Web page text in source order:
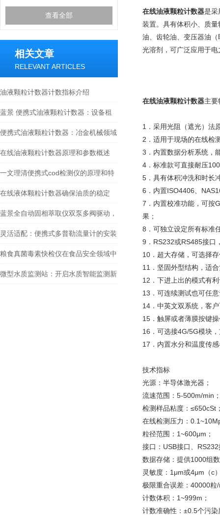
查看全部
相关文章
RELEVANT ARTICLES
油液颗粒计数器计数指标介绍
蓝景 便携式油液颗粒计数器：设备租
赁公司——降低资产损耗的“管理帮手”
便携式油液颗粒计数器：冶金机械领域
的品质监控专家
在线油液颗粒计数器原理和参数概述
一文理清便携式cod检测仪的原理和特
性
在线液体颗粒计数器确保油质的稳定
蓝景全自动固相萃取仪双泵多阀驱动，
大体积批量处理高效便捷
灵活适配：便携式多普勒流量计的安装
与供电优势
粮食真菌毒素快检仪在食品安全领域中
的作用
微型水质监测站：开启水质智能监测新
在线油液颗粒计数器是采
装置。具有体积小、质
油、齿轮油、变压器油
光溶剂，可广泛应用于
在线油液颗粒计数器主要
1．采用光阻（遮光）法
2．适用于现场的在线检
3．内置数据分析系统，
4．标准款可直接耐压
5．具有体积冲洗和时长
6．内置ISO4406、
7．内置校准功能，可按
果；
8．可独立设定所有标准
9．RS232或RS485接口
10．超大存储，可选择
11．坚固外型结构，适
12．下进上出的模式有
13．可连续测试也可任
14．中英文双系统，客
15．触屏或者薄膜按键
16．可选接4G/5G模块
17．内置水分和温度传
技术指标
光源：半导体激光器；
流速范围：5-500m/min
检测样品粘度：≤650cSt
在线检测压力：
粒径范围：1~600μm；
接口：USB接口、
数据存储：提供1000组
灵敏度：1μm或4μm（c
极限重合误差：40000粒
计数体积：1~999m；
计数准确性：±0.5个污染